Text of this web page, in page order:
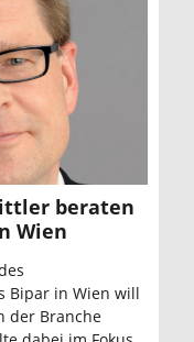
beraten
Wien
Bipar in Wien will
der Branche